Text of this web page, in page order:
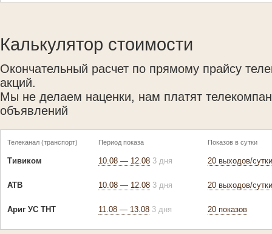
Калькулятор стоимости
Окончательный расчет по прямому прайсу
акций.
Мы не делаем наценки, нам платят
объявлений
Телеканал (транспорт) Период показа Показов в сутки
Тивиком 10.08 — 12.08 3 дня 20 выходов/сутки
АТВ 10.08 — 12.08 3 дня 20 выходов/сутки
Ариг УС ТНТ 11.08 — 13.08 3 дня 20 показов